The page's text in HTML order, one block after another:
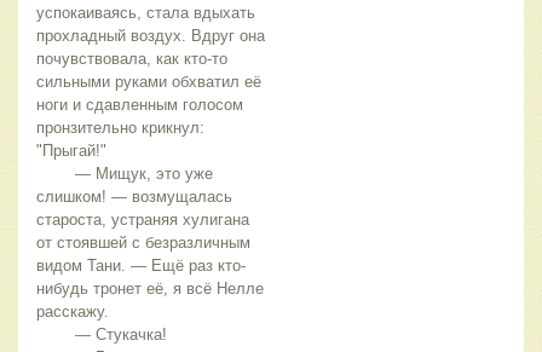
успокаиваясь, стала вдыхать
прохладный воздух. Вдруг она
почувствовала, как кто-то
сильными руками обхватил её
ноги и сдавленным голосом
пронзительно крикнул:
"Прыгай!"
слишком! — возмущалась
староста, устраняя хулигана
от стоявшей с безразличным
видом Тани. — Ещё раз кто-
нибудь тронет её, я всё Нелле
расскажу.
	— Стукачка!